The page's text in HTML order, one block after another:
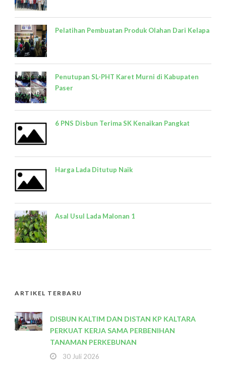
Pelatihan Pembuatan Produk Olahan Dari Kelapa
Penutupan SL-PHT Karet Murni di Kabupaten
Paser
6 PNS Disbun Terima SK Kenaikan Pangkat
Harga Lada Ditutup Naik
Asal Usul Lada Malonan 1
ARTIKEL TERBARU
DISBUN KALTIM DAN DISTAN KP KALTARA
PERKUAT KERJA SAMA PERBENIHAN
TANAMAN PERKEBUNAN
30 Juli 2026